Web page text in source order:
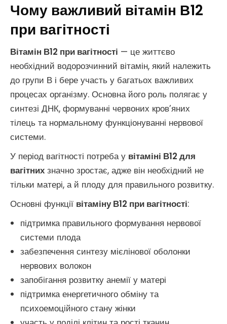
Чому важливий вітамін В12
при вагітності
Вітамін В12 при вагітності — це життєво
необхідний водорозчинний вітамін, який належить
до групи В і бере участь у багатьох важливих
процесах організму. Основна його роль полягає у
синтезі ДНК, формуванні червоних кров’яних
тілець та нормальному функціонуванні нервової
системи.
У період вагітності потреба у вітаміні В12 для
вагітних значно зростає, адже він необхідний не
тільки матері, а й плоду для правильного розвитку.
Основні функції вітаміну В12 при вагітності:
підтримка правильного формування нервової
системи плода
забезпечення синтезу мієлінової оболонки
нервових волокон
запобігання розвитку анемії у матері
підтримка енергетичного обміну та
психоемоційного стану жінки